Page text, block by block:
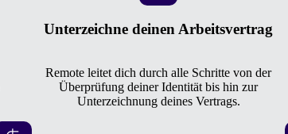
Unterzeichne deinen Arbeitsvertrag
Remote leitet dich durch alle Schritte von der
Überprüfung deiner Identität bis hin zur
Unterzeichnung deines Vertrags.